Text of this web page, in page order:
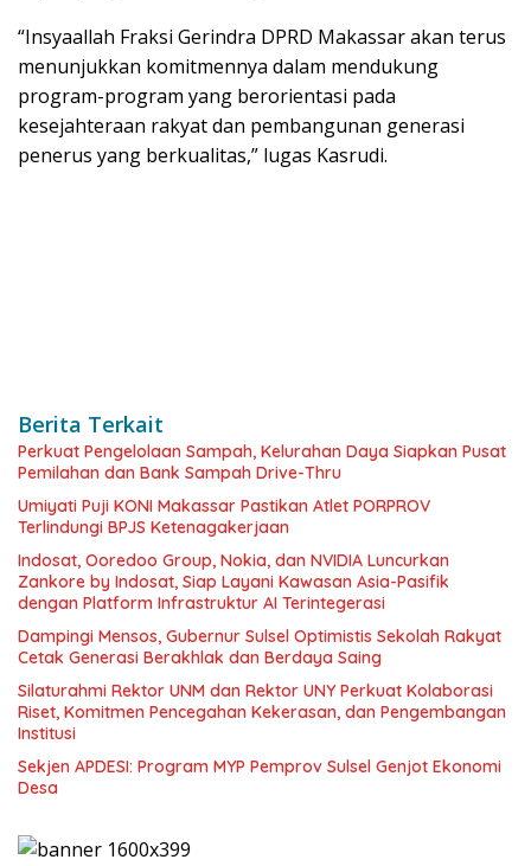
“Insyaallah Fraksi Gerindra DPRD Makassar akan terus
menunjukkan komitmennya dalam mendukung
program-program yang berorientasi pada
kesejahteraan rakyat dan pembangunan generasi
penerus yang berkualitas,” lugas Kasrudi.
Berita Terkait
Perkuat Pengelolaan Sampah, Kelurahan Daya Siapkan Pusat
Pemilahan dan Bank Sampah Drive-Thru
Umiyati Puji KONI Makassar Pastikan Atlet PORPROV
Terlindungi BPJS Ketenagakerjaan
Indosat, Ooredoo Group, Nokia, dan NVIDIA Luncurkan
Zankore by Indosat, Siap Layani Kawasan Asia-Pasifik
dengan Platform Infrastruktur AI Terintegerasi
Dampingi Mensos, Gubernur Sulsel Optimistis Sekolah Rakyat
Cetak Generasi Berakhlak dan Berdaya Saing
Silaturahmi Rektor UNM dan Rektor UNY Perkuat Kolaborasi
Riset, Komitmen Pencegahan Kekerasan, dan Pengembangan
Institusi
Sekjen APDESI: Program MYP Pemprov Sulsel Genjot Ekonomi
Desa